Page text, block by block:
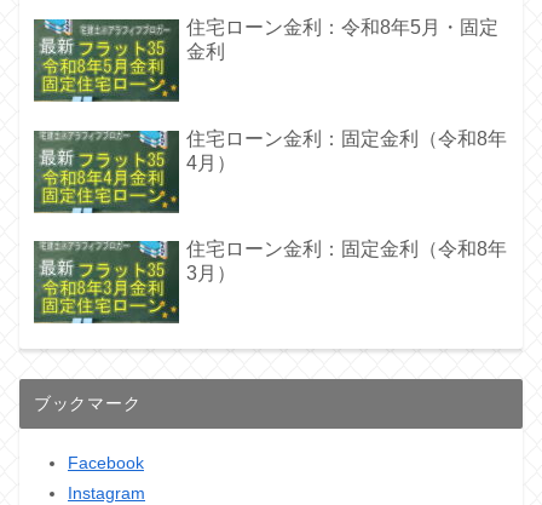
住宅ローン金利：令和8年5月・固定
金利
住宅ローン金利：固定金利（令和8年
4月）
住宅ローン金利：固定金利（令和8年
3月）
ブックマーク
Facebook
Instagram